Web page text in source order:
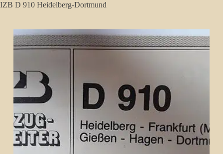
IZB D 910 Heidelberg-Dortmund